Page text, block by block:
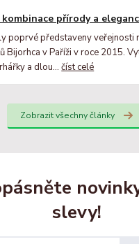
přírody a
poprvé představeny veřejnosti
Bijorhca v Paříži v roce 2015.
a dlou...číst celé
Zobrazit všechny články
slevy!